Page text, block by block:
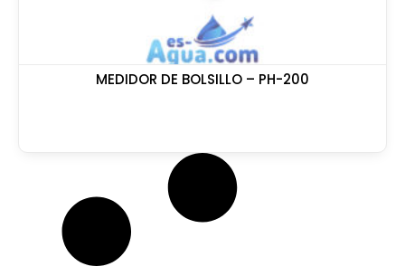
MEDIDOR DE BOLSILLO – PH-200